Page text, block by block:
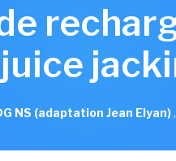
NS (adaptation Jean Elyan),